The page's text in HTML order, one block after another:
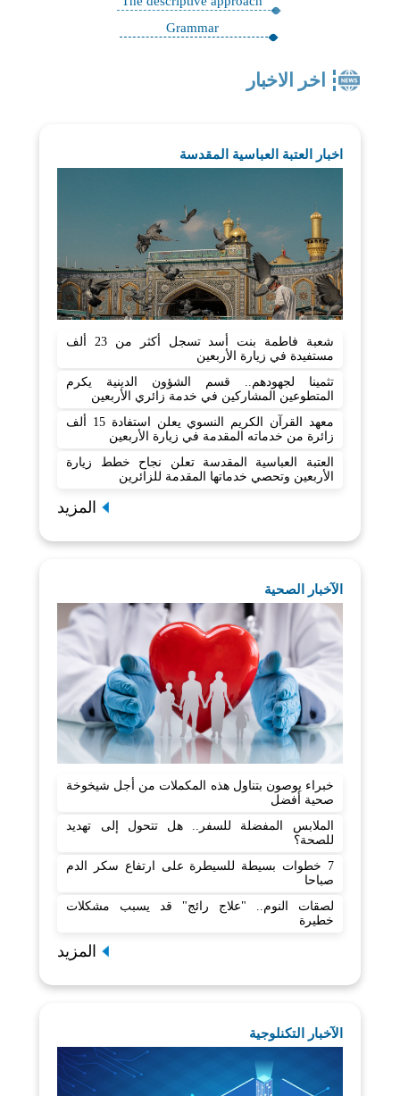
Grammar
اخر الاخبار
اخبار العتبة العباسية المقدسة
شعبة فاطمة بنت أسد تسجل أكثر من 23 ألف
مستفيدة في زيارة الأربعين
تثمينا لجهودهم.. قسم الشؤون الدينية يكرم
المتطوعين المشاركين في خدمة زائري الأربعين
معهد القرآن الكريم النسوي يعلن استفادة 15 ألف
زائرة من خدماته المقدمة في زيارة الأربعين
العتبة العباسية المقدسة تعلن نجاح خطط زيارة
الأربعين وتحصي خدماتها المقدمة للزائرين
المزيد
الآخبار الصحية
خبراء يوصون بتناول هذه المكملات من أجل شيخوخة
صحية أفضل
الملابس المفضلة للسفر.. هل تتحول إلى تهديد
للصحة؟
7 خطوات بسيطة للسيطرة على ارتفاع سكر الدم
صباحا
لصقات النوم.. "علاج رائج" قد يسبب مشكلات
خطيرة
المزيد
الآخبار التكنلوجية